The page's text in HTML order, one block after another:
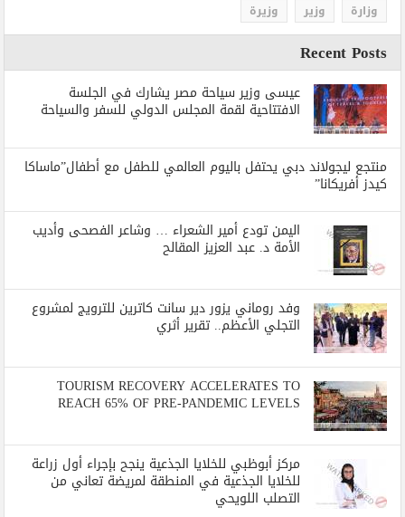
وزارة
وزير وزيرة
Recent Posts
عيسى وزير سياحة مصر يشارك في الجلسة
الافتتاحية لقمة المجلس الدولي للسفر والسياحة
منتجع ليجولاند دبي يحتفل باليوم العالمي للطفل مع أطفال”ماساكا
كيدز أفريكانا”
اليمن تودع أمير الشعراء … وشاعر الفصحى وأديب
الأمة د. عبد العزيز المقالح
وفد روماني يزور دير سانت كاترين للترويج لمشروع
التجلي الأعظم.. تقرير أثري
TOURISM RECOVERY ACCELERATES TO
REACH 65% OF PRE-PANDEMIC LEVELS
مركز أبوظبي للخلايا الجذعية ينجح بإجراء أول زراعة
للخلايا الجذعية في المنطقة لمريضة تعاني من
التصلب اللويحي